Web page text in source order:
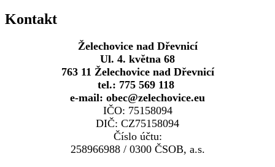
Kontakt
Želechovice nad Dřevnicí
Ul. 4. května 68
763 11 Želechovice nad Dřevnicí
tel.: 775 569 118
e-mail: obec@zelechovice.eu
IČO: 75158094
DIČ: CZ75158094
Číslo účtu:
258966988 / 0300 ČSOB, a.s.